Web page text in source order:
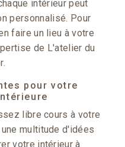
intérieur peut
personnalisé. Pour
faire un lieu à votre
de L'atelier du
pour votre
libre cours à votre
multitude d'idées
votre intérieur à